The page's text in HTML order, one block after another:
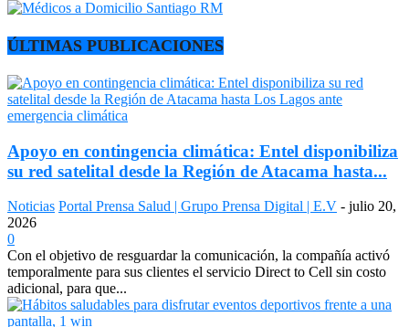
ÚLTIMAS PUBLICACIONES
Apoyo en contingencia climática: Entel disponibiliza
su red satelital desde la Región de Atacama hasta...
Noticias Portal Prensa Salud | Grupo Prensa Digital | E.V - julio 20,
2026
0
Con el objetivo de resguardar la comunicación, la compañía activó
temporalmente para sus clientes el servicio Direct to Cell sin costo
adicional, para que...